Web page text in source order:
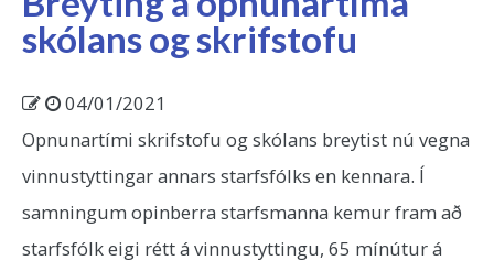
skólans og skrifstofu
04/01/2021
Opnunartími skrifstofu og skólans breytist nú vegna
vinnustyttingar annars starfsfólks en kennara. Í
samningum opinberra starfsmanna kemur fram að
starfsfólk eigi rétt á vinnustyttingu, 65 mínútur á